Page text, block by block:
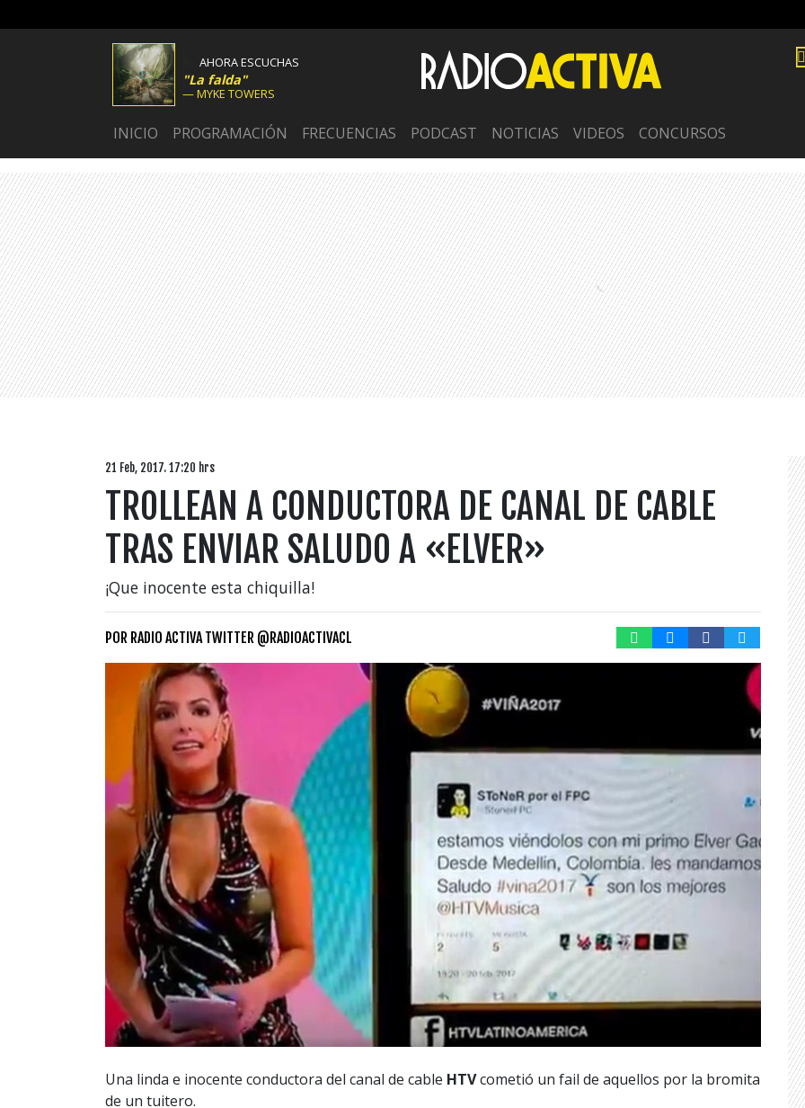
AHORA ESCUCHAS
La falda
MYKE TOWERS
INICIO PROGRAMACIÓN FRECUENCIAS PODCAST NOTICIAS VIDEOS CONCURSOS
21 Feb, 2017. 17:20 hrs
TROLLEAN A CONDUCTORA DE CANAL DE CABLE
TRAS ENVIAR SALUDO A «ELVER»
¡Que inocente esta chiquilla!
POR RADIO ACTIVA TWITTER @RADIOACTIVACL
Una linda e inocente conductora del canal de cable HTVcometió un fail de aquellos por la bromita
de un tuitero.